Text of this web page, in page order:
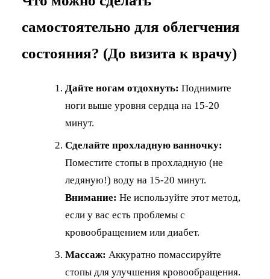
самостоятельно для облегчения
состояния? (До визита к врачу)
Дайте ногам отдохнуть: Поднимите
ноги выше уровня сердца на 15-20
минут.
Сделайте прохладную ванночку:
Поместите стопы в прохладную (не
ледяную!) воду на 15-20 минут.
Внимание: Не используйте этот метод,
если у вас есть проблемы с
кровообращением или диабет.
Массаж: Аккуратно помассируйте
стопы для улучшения кровообращения.